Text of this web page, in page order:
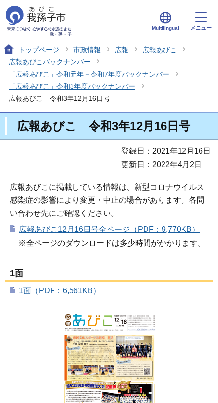
Multilingual メニュー
トップページ 市政情報 広報
広報あびこ
広報あびこバックナンバー
「広報あびこ」令和元年－令和7年度バックナンバー
「広報あびこ」令和3年度バックナンバー
広報あびこ 令和3年12月16日号
広報あびこ 令和3年12月16日号
登録日：2021年12月16日
更新日：2022年4月2日
広報あびこに掲載している情報は、新型コロナウイルス
感染症の影響により変更・中止の場合があります。各問
い合わせ先にご確認ください。
広報あびこ12月16日号全ページ（PDF：9,770KB）
※全ページのダウンロードは多少時間がかかります。
1面
1面（PDF：6,561KB）